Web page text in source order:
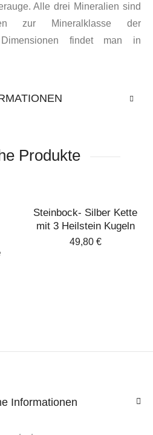
Alle drei Mineralien sind
zur Mineralklasse der
Dimensionen findet man in
Produkte
Steinbock- Silber Kette
mit 3 Heilstein Kugeln
49,80 €
Informationen